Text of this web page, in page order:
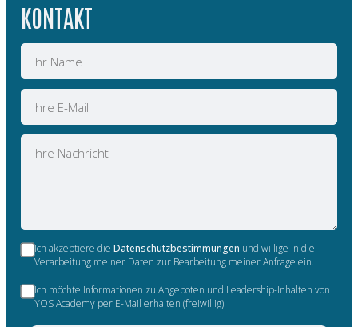
KONTAKT
Name
E-
Mail
Nachricht
Ich akzeptiere die Datenschutzbestimmungen und willige in die
Verarbeitung meiner Daten zur Bearbeitung meiner Anfrage ein.
Ich möchte Informationen zu Angeboten und Leadership-Inhalten von
YOS Academy per E-Mail erhalten (freiwillig).